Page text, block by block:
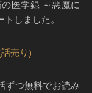
しました。
売り)
ずつ無料でお読み